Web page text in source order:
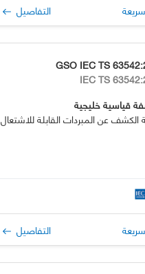
التفاصيل
GSO IEC TS
IEC TS
قياسية خليجية
الكشف عن المبردات القابلة للاشتعال
التفاصيل